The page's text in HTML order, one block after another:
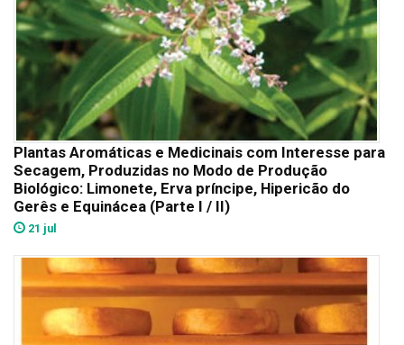
Plantas Aromáticas e Medicinais com Interesse para
Secagem, Produzidas no Modo de Produção
Biológico: Limonete, Erva príncipe, Hipericão do
Gerês e Equinácea (Parte I / II)
21 jul